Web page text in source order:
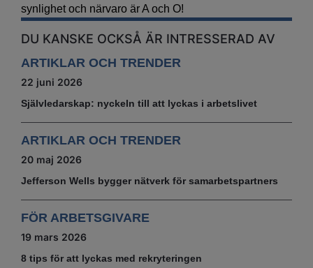
synlighet och närvaro är A och O!
DU KANSKE OCKSÅ ÄR INTRESSERAD AV
ARTIKLAR OCH TRENDER
22 juni 2026
Självledarskap: nyckeln till att lyckas i arbetslivet
ARTIKLAR OCH TRENDER
20 maj 2026
Jefferson Wells bygger nätverk för samarbetspartners
FÖR ARBETSGIVARE
19 mars 2026
8 tips för att lyckas med rekryteringen